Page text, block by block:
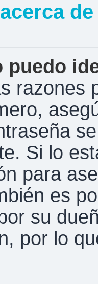
puedo
razones
Si lo
para
es
su
por lo